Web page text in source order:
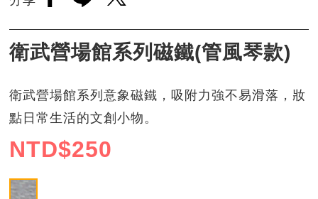
衛武營場館系列磁鐵(管風琴款)
衛武營場館系列意象磁鐵，吸附力強不易滑落，妝
點日常生活的文創小物。
NTD$250
造型磁鐵